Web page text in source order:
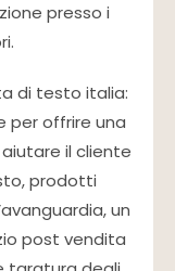
presso i
di testo italia:
per offrire una
il cliente
prodotti
un
post vendita